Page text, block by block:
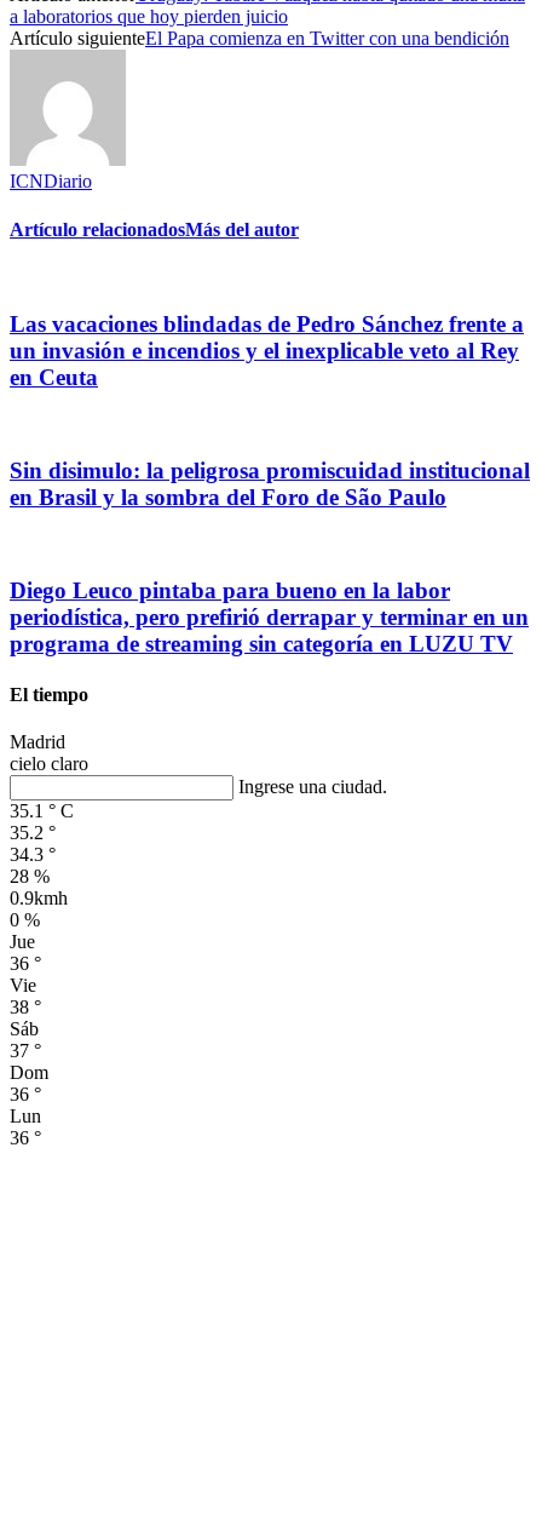
a laboratorios que hoy pierden juicio
Artículo siguienteEl Papa comienza en Twitter con una bendición
ICNDiario
Artículo relacionadosMás del autor
Las vacaciones blindadas de Pedro Sánchez frente a
un invasión e incendios y el inexplicable veto al Rey
en Ceuta
Sin disimulo: la peligrosa promiscuidad institucional
en Brasil y la sombra del Foro de São Paulo
Diego Leuco pintaba para bueno en la labor
periodística, pero prefirió derrapar y terminar en un
programa de streaming sin categoría en LUZU TV
El tiempo
Madrid
cielo claro
Ingrese una ciudad.
35.1 ° C
35.2 °
34.3 °
28 %
0.9kmh
0 %
Jue
36 °
Vie
38 °
Sáb
37 °
Dom
36 °
Lun
36 °